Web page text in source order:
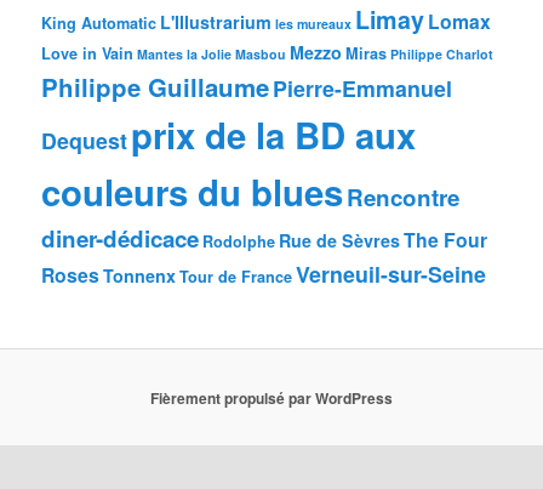
King Automatic L'Illustrarium les mureaux LimayLomax
Love in Vain Mantes la Jolie Masbou Mezzo Miras Philippe Charlot
Philippe GuillaumePierre-Emmanuel
Dequestprix de la BD aux
couleurs du bluesRencontre
diner-dédicace Rodolphe Rue de SèvresThe Four
RosesTonnenxTour de FranceVerneuil-sur-Seine
Fièrement propulsé par WordPress